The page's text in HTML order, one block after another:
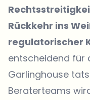
Rückkehr ins
regulatorischer
entscheidend für
Garlinghouse
Beraterteams